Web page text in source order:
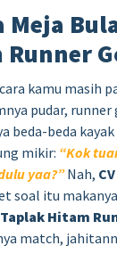
Meja
Runner
kamu masih
pudar,
beda-beda
mikir: “Kok
yaa?”Nah,
soal itu
Hitam
match,